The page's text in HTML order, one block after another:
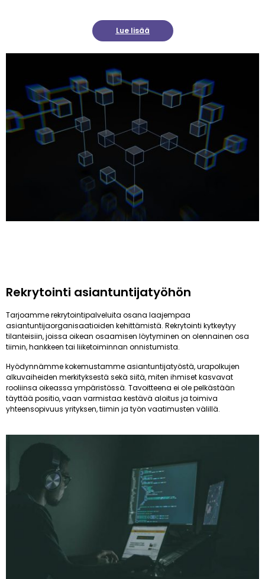
Lue lisää
Rekrytointi asiantuntijatyöhön
Tarjoamme rekrytointipalveluita osana laajempaa
asiantuntijaorganisaatioiden kehittämistä. Rekrytointi kytkeytyy
tilanteisiin, joissa oikean osaamisen löytyminen on olennainen osa
tiimin, hankkeen tai liiketoiminnan onnistumista.
Hyödynnämme kokemustamme asiantuntijatyöstä, urapolkujen
alkuvaiheiden merkityksestä sekä siitä, miten ihmiset kasvavat
rooliinsa oikeassa ympäristössä. Tavoitteena ei ole pelkästään
täyttää positio, vaan varmistaa kestävä aloitus ja toimiva
yhteensopivuus yrityksen, tiimin ja työn vaatimusten välillä.